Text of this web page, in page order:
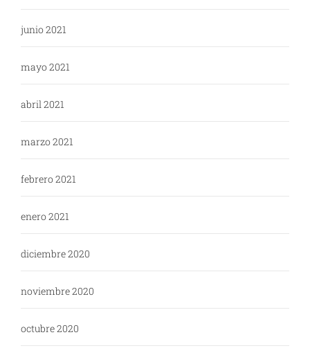
junio 2021
mayo 2021
abril 2021
marzo 2021
febrero 2021
enero 2021
diciembre 2020
noviembre 2020
octubre 2020